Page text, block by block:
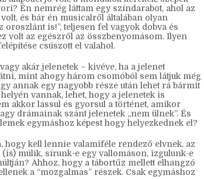
a történet szerkezete sem lesz jó vagy rossz
tud írni.
jó volt, a mondatok kerekek, szépek
Én nemrég láttam egy színdarabot, ahol az
is!”, teljesen fel vagyok dobva és
volt az egészről az összbenyomásom. Ilyen
csúszott el valahol.
akár jelenetek – kivéve, ha a jelenet
mint ahogy három csomóból sem látjuk még a
annak egy nagyobb része után lehet rá bármit
akkor lassul és gyorsul a történet, amikor
drámainak szánt jelenetek „nem ülnek”. És
egymáshoz képest hogy helyezkednek el?